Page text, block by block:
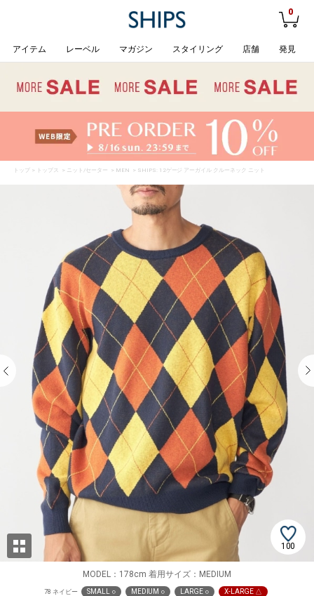
0
アイテム レーベル マガジン スタイリング 店舗 発見
トップ > トップス > ニット/セーター > MEN > SHIPS: 12ゲージ アーガイル クルーネック ニット
100
MODEL：178cm 着用サイズ：MEDIUM
78 ネイビー SMALL ○ MEDIUM ○ LARGE ○ X-LARGE △